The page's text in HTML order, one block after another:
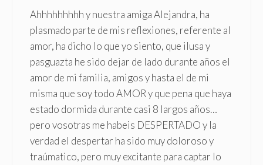
Ahhhhhhhhh y nuestra amiga Alejandra, ha
plasmado parte de mis reflexiones, referente al
amor, ha dicho lo que yo siento, que ilusa y
pasguazta he sido dejar de lado durante años el
amor de mi familia, amigos y hasta el de mi
misma que soy todo AMOR y que pena que haya
estado dormida durante casi 8 largos años…
pero vosotras me habeis DESPERTADO y la
verdad el despertar ha sido muy doloroso y
traúmatico, pero muy excitante para captar lo